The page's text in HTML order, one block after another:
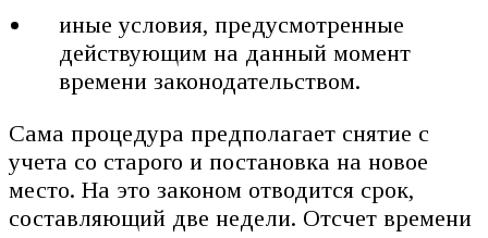
иные условия, предусмотренные
действующим на данный момент
времени законодательством.
Сама процедура предполагает снятие с
учета со старого и постановка на новое
место. На это законом отводится срок,
составляющий две недели. Отсчет времени